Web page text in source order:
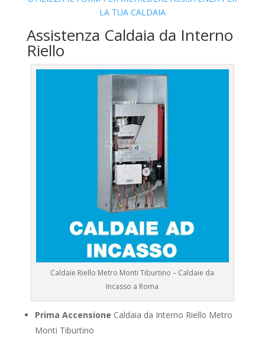
LA TUA CALDAIA
Assistenza Caldaia da Interno
Riello
Caldaie Riello Metro Monti Tiburtino – Caldaie da
Incasso a Roma
Prima Accensione Caldaia da Interno Riello Metro
Monti Tiburtino